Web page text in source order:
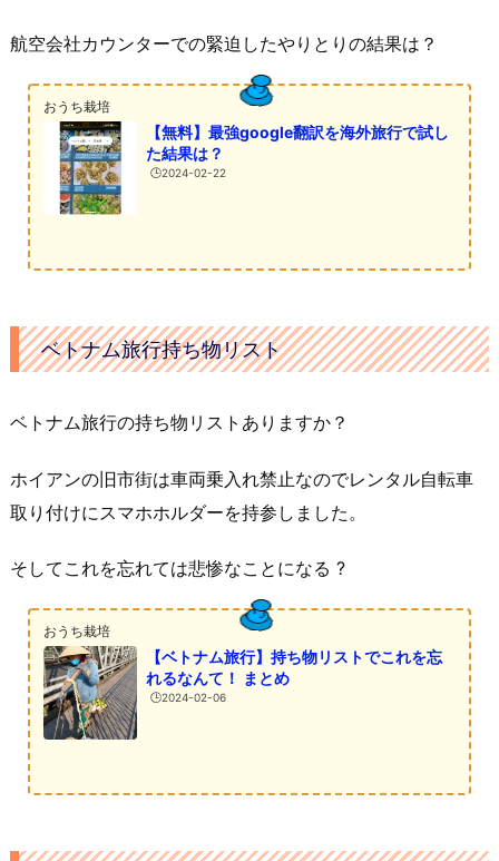
航空会社カウンターでの緊迫したやりとりの結果は？
おうち栽培
【無料】最強google翻訳を海外旅行で試し
た結果は？
🕒️2024-02-22
ベトナム旅行持ち物リスト
ベトナム旅行の持ち物リストありますか？
ホイアンの旧市街は車両乗入れ禁止なのでレンタル自転車
取り付けにスマホホルダーを持参しました。
そしてこれを忘れては悲惨なことになる ?
おうち栽培
【ベトナム旅行】持ち物リストでこれを忘
れるなんて！ まとめ
🕒️2024-02-06